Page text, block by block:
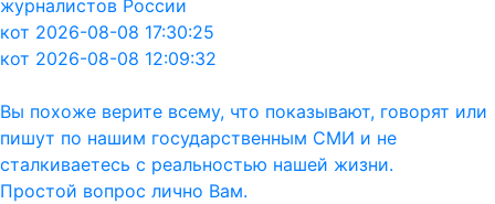
журналистов России
кот 2026-08-08 17:30:25
кот 2026-08-08 12:09:32
Вы похоже верите всему, что показывают, говорят или
пишут по нашим государственным СМИ и не
сталкиваетесь с реальностью нашей жизни.
Простой вопрос лично Вам.